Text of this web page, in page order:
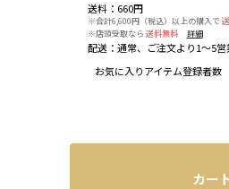
送料： 660円
※合計6,600円（税込）以上の購入で
※店頭受取なら 送料無料 詳細
配送： 通常、ご注文より1～5
お気に入りアイテム登録者数
カー